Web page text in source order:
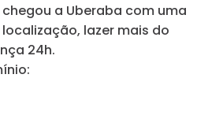
a Uberaba com uma
lazer mais do
24h.